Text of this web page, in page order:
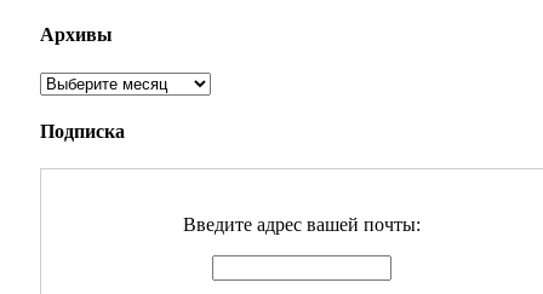
Архивы
Архивы
Подписка
Введите адрес вашей почты: